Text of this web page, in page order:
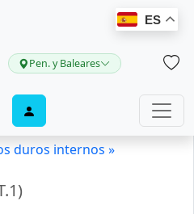
ES
Pen. y Baleares
duros internos »